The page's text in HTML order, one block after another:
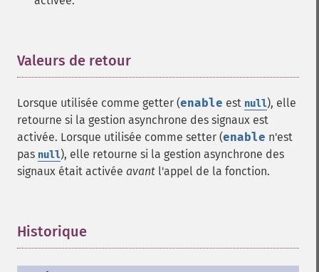
Valeurs de retour
Lorsque utilisée comme getter (enable est null), elle
retourne si la gestion asynchrone des signaux est
activée. Lorsque utilisée comme setter (enable n'est
pas null), elle retourne si la gestion asynchrone des
signaux était activée avant l'appel de la fonction.
Historique